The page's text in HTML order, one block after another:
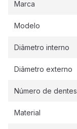
Marca
Modelo
Diâmetro interno
Diâmetro externo
Número de dentes
Material